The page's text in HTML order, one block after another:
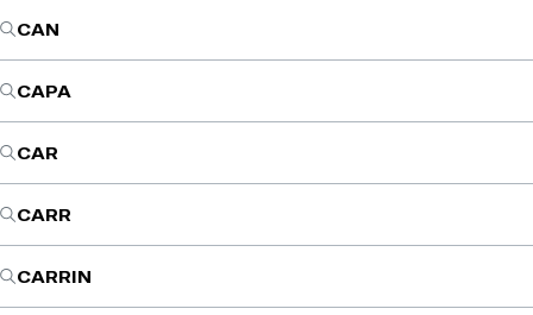
CAN
CAPA
CAR
CARR
CARRIN